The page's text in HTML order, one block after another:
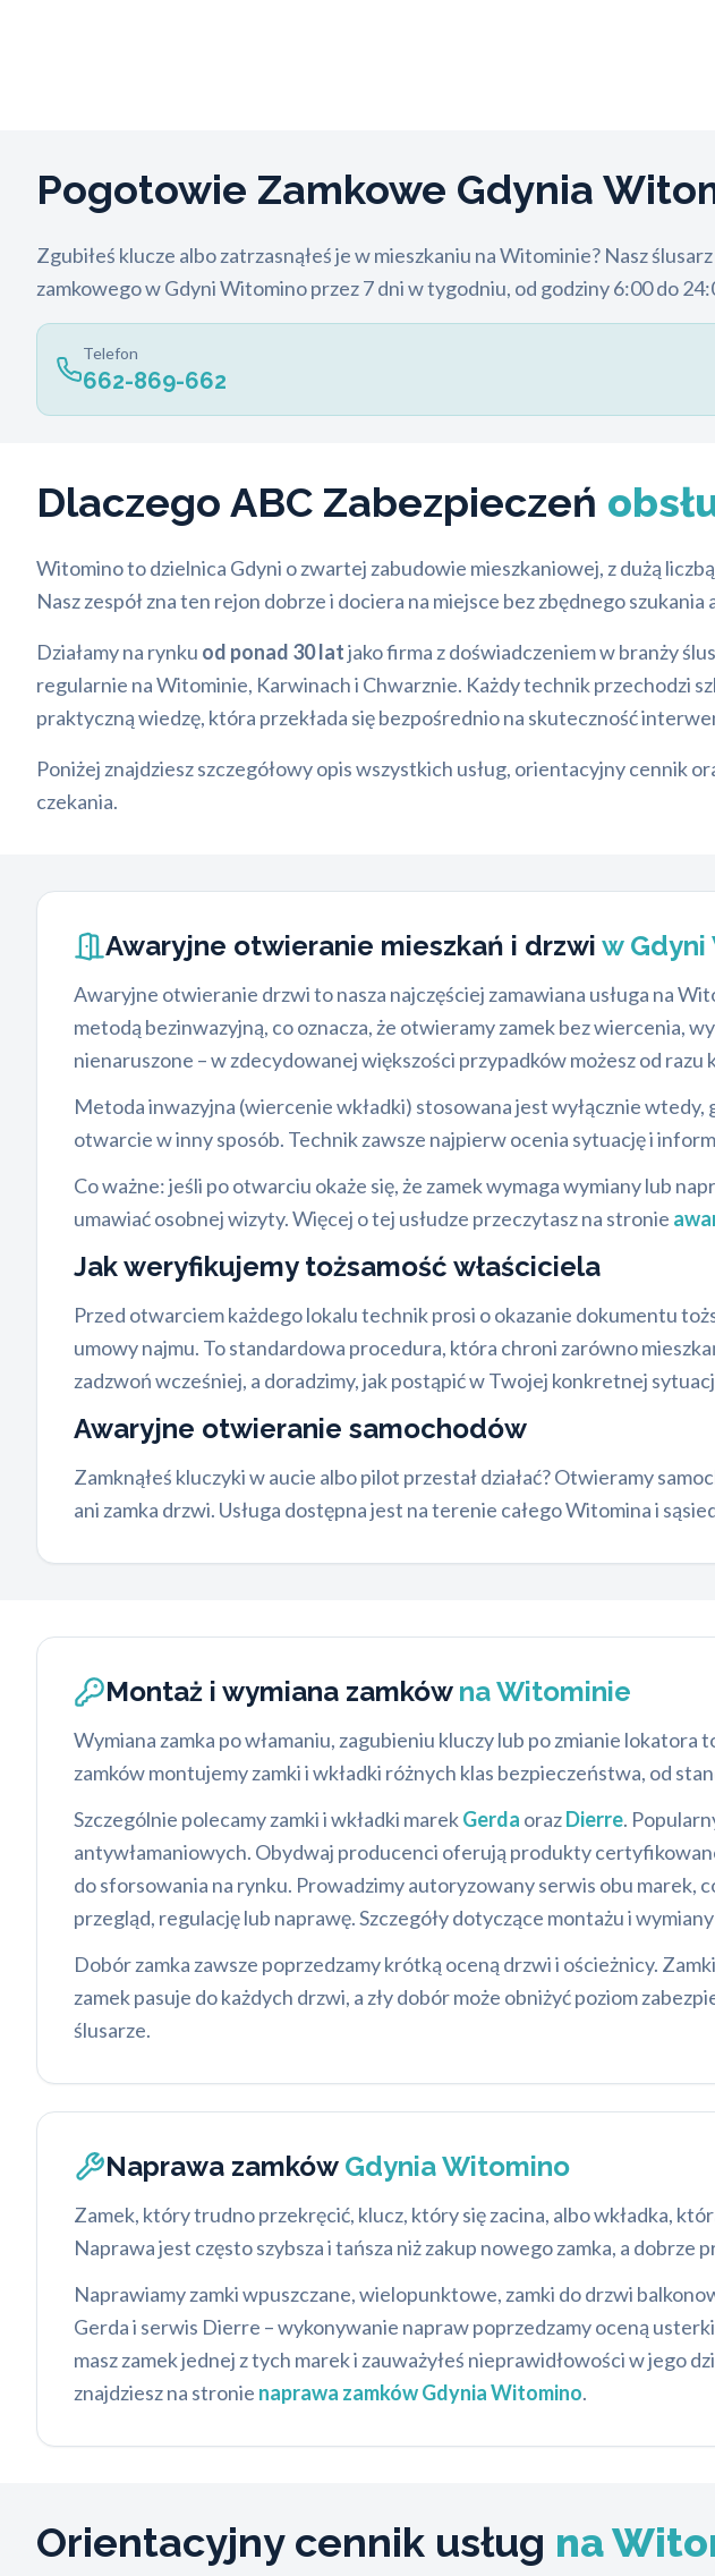
Pogotowie Zamkowe Gdynia
Zgubiłeś klucze albo zatrzasnąłeś je w mieszkaniu na Witominie? Nasz
zamkowego w Gdyni Witomino przez 7 dni w tygodniu, od godziny 6:00 do
Telefon
662-869-662
Dlaczego ABC Zabezpieczeń
Witomino to dzielnica Gdyni o zwartej zabudowie mieszkaniowej, z dużą
Nasz zespół zna ten rejon dobrze i dociera na miejsce bez zbędnego
Działamy na rynku od ponad 30 latjako firma z doświadczeniem w branży
regularnie na Witominie, Karwinach i Chwarznie. Każdy technik przechodzi
praktyczną wiedzę, która przekłada się bezpośrednio na skuteczność
Poniżej znajdziesz szczegółowy opis wszystkich usług, orientacyjny cennik
czekania.
Awaryjne otwieranie mieszkań i drzwi w
Awaryjne otwieranie drzwi to nasza najczęściej zamawiana usługa na
metodą bezinwazyjną, co oznacza, że otwieramy zamek bez wiercenia,
nienaruszone – w zdecydowanej większości przypadków możesz od razu
Metoda inwazyjna (wiercenie wkładki) stosowana jest wyłącznie
otwarcie w inny sposób. Technik zawsze najpierw ocenia sytuację i
Co ważne: jeśli po otwarciu okaże się, że zamek wymaga wymiany lub
umawiać osobnej wizyty. Więcej o tej usłudze przeczytasz na stronie
Jak weryfikujemy tożsamość właściciela
Przed otwarciem każdego lokalu technik prosi o okazanie dokumentu
umowy najmu. To standardowa procedura, która chroni zarówno
zadzwoń wcześniej, a doradzimy, jak postąpić w Twojej konkretnej
Awaryjne otwieranie samochodów
Zamknąłeś kluczyki w aucie albo pilot przestał działać? Otwieramy
ani zamka drzwi. Usługa dostępna jest na terenie całego Witomina i
Montaż i wymiana zamków na Witominie
Wymiana zamka po włamaniu, zagubieniu kluczy lub po zmianie
zamków montujemy zamki i wkładki różnych klas bezpieczeństwa, od
Szczególnie polecamy zamki i wkładki marekGerda orazDierre.
antywłamaniowych. Obydwaj producenci oferują produkty
do sforsowania na rynku. Prowadzimy autoryzowany serwis obu marek,
przegląd, regulację lub naprawę. Szczegóły dotyczące montażu i
Dobór zamka zawsze poprzedzamy krótką oceną drzwi i ościeżnicy.
zamek pasuje do każdych drzwi, a zły dobór może obniżyć poziom
ślusarze.
Naprawa zamków Gdynia Witomino
Zamek, który trudno przekręcić, klucz, który się zacina, albo wkładka,
Naprawa jest często szybsza i tańsza niż zakup nowego zamka, a
Naprawiamy zamki wpuszczane, wielopunktowe, zamki do drzwi
Gerda i serwis Dierre – wykonywanie napraw poprzedzamy oceną
masz zamek jednej z tych marek i zauważyłeś nieprawidłowości w jego
znajdziesz na stronie naprawa zamków Gdynia Witomino.
Orientacyjny cennik usług na